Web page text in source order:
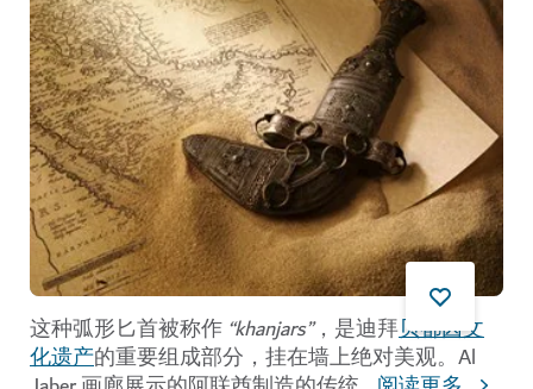
这种弧形匕首被称作 “khanjars”，是迪拜贝都因文
化遗产的重要组成部分，挂在墙上绝对美观。Al